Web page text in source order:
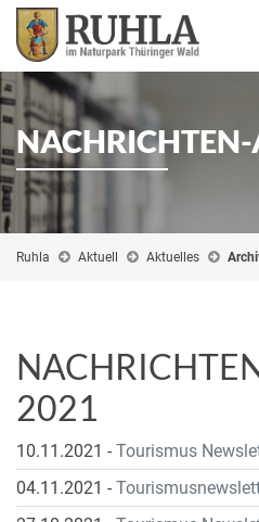
Ruhla Aktuell Aktuelles
2021
10.11.2021 - Tourismus
04.11.2021 -